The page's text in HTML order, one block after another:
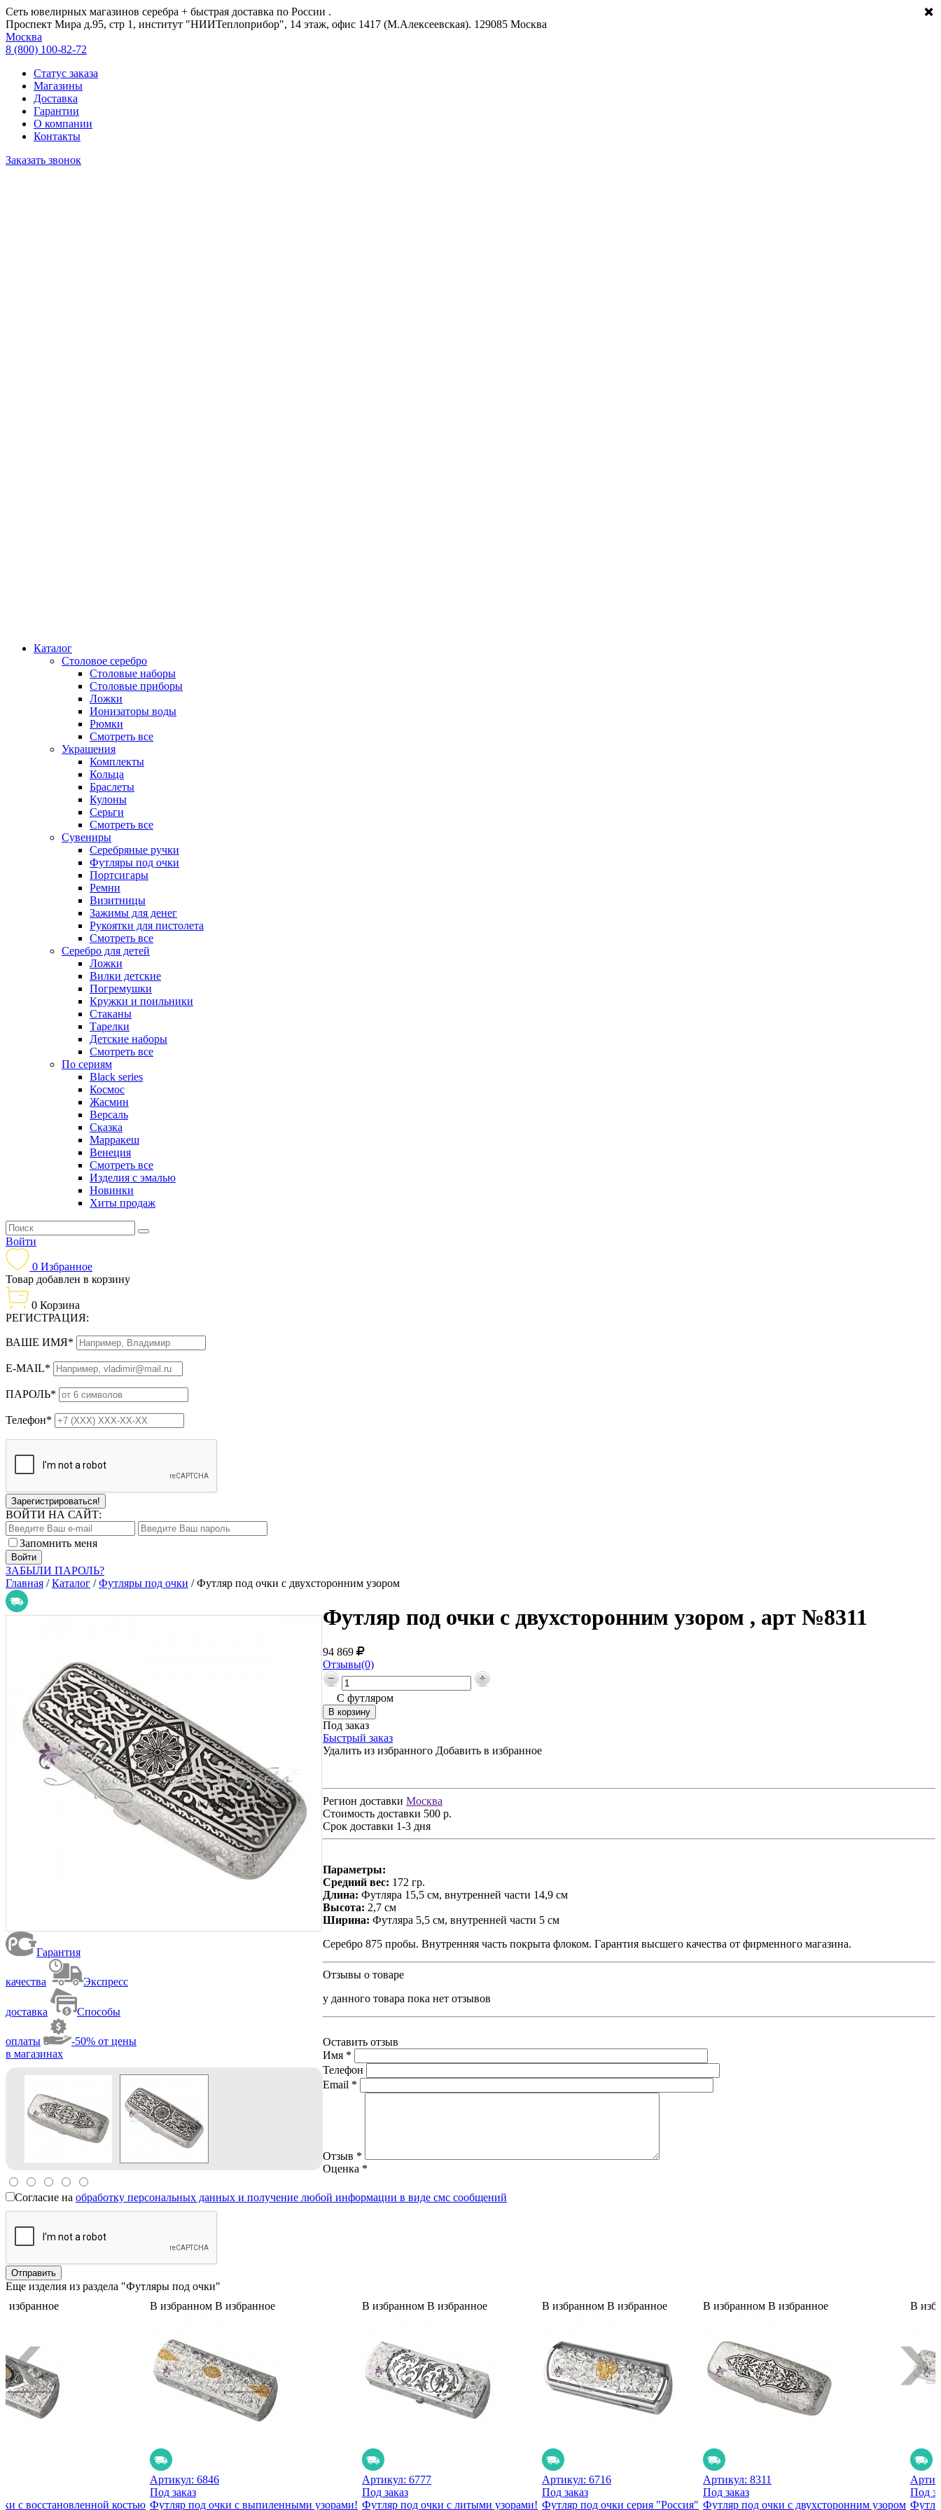
Сеть ювелирных магазинов серебра + быстрая доставка по России .
Проспект Мира д.95, стр 1, институт "НИИТеплоприбор", 14 этаж, офис 1417 (М.Алексеевская). 129085 Москва
Москва
8 (800) 100-82-72
Статус заказа
Магазины
Доставка
Гарантии
О компании
Контакты
Заказать звонок
Каталог
Столовое серебро
Столовые наборы
Столовые приборы
Ложки
Ионизаторы воды
Рюмки
Смотреть все
Украшения
Комплекты
Кольца
Браслеты
Кулоны
Серьги
Смотреть все
Сувениры
Серебряные ручки
Футляры под очки
Портсигары
Ремни
Визитницы
Зажимы для денег
Рукоятки для пистолета
Смотреть все
Серебро для детей
Ложки
Вилки детские
Погремушки
Кружки и поильники
Стаканы
Тарелки
Детские наборы
Смотреть все
По сериям
Black series
Космос
Жасмин
Версаль
Сказка
Марракеш
Венеция
Смотреть все
Изделия с эмалью
Новинки
Хиты продаж
Войти
0 Избранное
Товар добавлен в корзину
0 Корзина
РЕГИСТРАЦИЯ:
ВАШЕ ИМЯ*
E-MAIL*
ПАРОЛЬ*
Телефон*
Зарегистрироваться!
ВОЙТИ НА САЙТ:
Запомнить меня
ЗАБЫЛИ ПАРОЛЬ?
Главная /Каталог /Футляры под очки /Футляр под очки с двухсторонним узором
Гарантия
качества Экспресс
доставка Способы
оплаты
-50% от цены
в магазинах
Футляр под очки с двухсторонним узором , арт №8311
94 869
Отзывы(0)
С футляром
Под заказ
Быстрый заказ
Удалить из избранного Добавить в избранное
Регион доставки Москва
Стоимость доставки 500 р.
Срок доставки 1-3 дня
Параметры:
Средний вес: 172 гр.
Длина: Футляра 15,5 см, внутренней части 14,9 см
Высота: 2,7 см
Ширина: Футляра 5,5 см, внутренней части 5 см
Серебро 875 пробы. Внутренняя часть покрыта флоком. Гарантия высшего качества от фирменного магазина.
Отзывы о товаре
у данного товара пока нет отзывов
Оставить отзыв
Имя *
Телефон
Email *
Отзыв *
Оценка *
Согласие на обработку персональных данных и получение любой информации в виде смс сообщений
Еще изделия из раздела "Футляры под очки"
избранное
с восстановленной костью
В избранном В избранное
Артикул: 6846
Под заказ
Футляр под очки с выпиленными узорами!
В избранном В избранное
Артикул: 6777
Под заказ
Футляр под очки с литыми узорами!
В избранном В избранное
Артикул: 6716
Под заказ
Футляр под очки серия "Россия"
В избранном В избранное
Артикул: 8311
Под заказ
Футляр под очки с двухсторонним узором
В
Под